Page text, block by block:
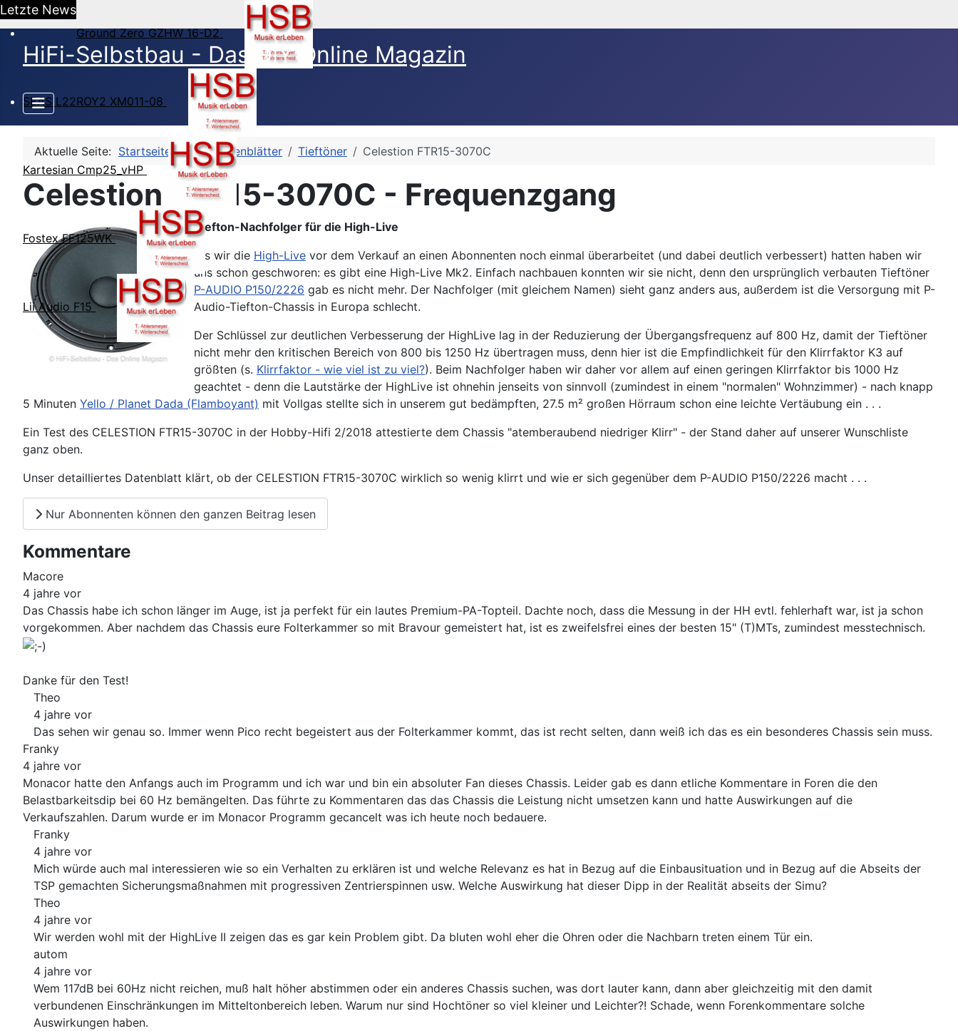
Letzte News
Ground Zero GZHW 16-D2
SEAS L22ROY2 XM011-08
Kartesian Cmp25_vHP
Fostex FF125WK
Lii Audio F15
HiFi-Selbstbau - Das DIY Online Magazin
Aktuelle Seite: Startseite HSB-Datenblätter Tieftöner Celestion FTR15-3070C
Celestion FTR15-3070C - Frequenzgang
Tiefton-Nachfolger für die High-Live
Als wir die High-Live vor dem Verkauf an einen Abonnenten noch einmal überarbeitet (und dabei deutlich verbessert) hatten haben wir
uns schon geschworen: es gibt eine High-Live Mk2. Einfach nachbauen konnten wir sie nicht, denn den ursprünglich verbauten Tieftöner
P-AUDIO P150/2226 gab es nicht mehr. Der Nachfolger (mit gleichem Namen) sieht ganz anders aus, außerdem ist die Versorgung mit P-
Audio-Tiefton-Chassis in Europa schlecht.
Der Schlüssel zur deutlichen Verbesserung der HighLive lag in der Reduzierung der Übergangsfrequenz auf 800 Hz, damit der Tieftöner
nicht mehr den kritischen Bereich von 800 bis 1250 Hz übertragen muss, denn hier ist die Empfindlichkeit für den Klirrfaktor K3 auf
größten (s. Klirrfaktor - wie viel ist zu viel?). Beim Nachfolger haben wir daher vor allem auf einen geringen Klirrfaktor bis 1000 Hz
geachtet - denn die Lautstärke der HighLive ist ohnehin jenseits von sinnvoll (zumindest in einem "normalen" Wohnzimmer) - nach knapp
5 Minuten Yello / Planet Dada (Flamboyant) mit Vollgas stellte sich in unserem gut bedämpften, 27.5 m² großen Hörraum schon eine leichte Vertäubung ein . . .
Ein Test des CELESTION FTR15-3070C in der Hobby-Hifi 2/2018 attestierte dem Chassis "atemberaubend niedriger Klirr" - der Stand daher auf unserer Wunschliste
ganz oben.
Unser detailliertes Datenblatt klärt, ob der CELESTION FTR15-3070C wirklich so wenig klirrt und wie er sich gegenüber dem P-AUDIO P150/2226 macht . . .
Nur Abonnenten können den ganzen Beitrag lesen
Kommentare
Macore
4 jahre vor
Das Chassis habe ich schon länger im Auge, ist ja perfekt für ein lautes Premium-PA-Topteil. Dachte noch, dass die Messung in der HH evtl. fehlerhaft war, ist ja schon
vorgekommen. Aber nachdem das Chassis eure Folterkammer so mit Bravour gemeistert hat, ist es zweifelsfrei eines der besten 15" (T)MTs, zumindest messtechnisch.
Danke für den Test!
Theo
4 jahre vor
Das sehen wir genau so. Immer wenn Pico recht begeistert aus der Folterkammer kommt, das ist recht selten, dann weiß ich das es ein besonderes Chassis sein muss.
Franky
4 jahre vor
Monacor hatte den Anfangs auch im Programm und ich war und bin ein absoluter Fan dieses Chassis. Leider gab es dann etliche Kommentare in Foren die den
Belastbarkeitsdip bei 60 Hz bemängelten. Das führte zu Kommentaren das das Chassis die Leistung nicht umsetzen kann und hatte Auswirkungen auf die
Verkaufszahlen. Darum wurde er im Monacor Programm gecancelt was ich heute noch bedauere.
Franky
4 jahre vor
Mich würde auch mal interessieren wie so ein Verhalten zu erklären ist und welche Relevanz es hat in Bezug auf die Einbausituation und in Bezug auf die Abseits der
TSP gemachten Sicherungsmaßnahmen mit progressiven Zentrierspinnen usw. Welche Auswirkung hat dieser Dipp in der Realität abseits der Simu?
Theo
4 jahre vor
Wir werden wohl mit der HighLive II zeigen das es gar kein Problem gibt. Da bluten wohl eher die Ohren oder die Nachbarn treten einem Tür ein.
autom
4 jahre vor
Wem 117dB bei 60Hz nicht reichen, muß halt höher abstimmen oder ein anderes Chassis suchen, was dort lauter kann, dann aber gleichzeitig mit den damit
verbundenen Einschränkungen im Mitteltonbereich leben. Warum nur sind Hochtöner so viel kleiner und Leichter?! Schade, wenn Forenkommentare solche
Auswirkungen haben.